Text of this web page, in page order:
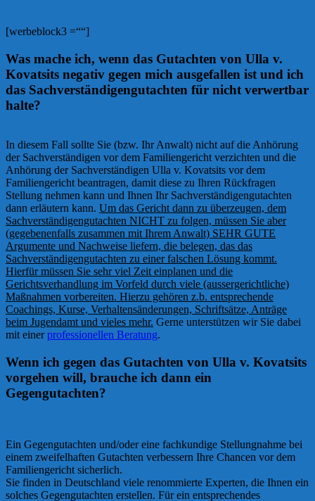
[werbeblock3 =““]
Was mache ich, wenn das Gutachten von Ulla v.
Kovatsits negativ gegen mich ausgefallen ist und ich
das Sachverständigengutachten für nicht verwertbar
halte?
In diesem Fall sollte Sie (bzw. Ihr Anwalt) nicht auf die Anhörung
der Sachverständigen vor dem Familiengericht verzichten und die
Anhörung der Sachverständigen Ulla v. Kovatsits vor dem
Familiengericht beantragen, damit diese zu Ihren Rückfragen
Stellung nehmen kann und Ihnen Ihr Sachverständigengutachten
dann erläutern kann. Um das Gericht dann zu überzeugen, dem
Sachverständigengutachten NICHT zu folgen, müssen Sie aber
(gegebenenfalls zusammen mit Ihrem Anwalt) SEHR GUTE
Argumente und Nachweise liefern, die belegen, das das
Sachverständigengutachten zu einer falschen Lösung kommt.
Hierfür müssen Sie sehr viel Zeit einplanen und die
Gerichtsverhandlung im Vorfeld durch viele (aussergerichtliche)
Maßnahmen vorbereiten. Hierzu gehören z.b. entsprechende
Coachings, Kurse, Verhaltensänderungen, Schriftsätze, Anträge
beim Jugendamt und vieles mehr. Gerne unterstützen wir Sie dabei
mit einerprofessionellen Beratung.
Wenn ich gegen das Gutachten von Ulla v. Kovatsits
vorgehen will, brauche ich dann ein
Gegengutachten?
Ein Gegengutachten und/oder eine fachkundige Stellungnahme bei
einem zweifelhaften Gutachten verbessern Ihre Chancen vor dem
Familiengericht sicherlich.
Sie finden in Deutschland viele renommierte Experten, die Ihnen ein
solches Gegengutachten erstellen. Für ein entsprechendes